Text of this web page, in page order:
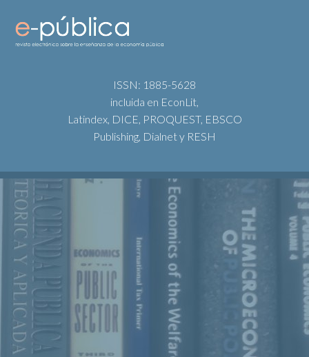
ISSN: 1885-5628
incluida en EconLit,
Latindex, DICE, PROQUEST, EBSCO
Publishing, Dialnet y RESH